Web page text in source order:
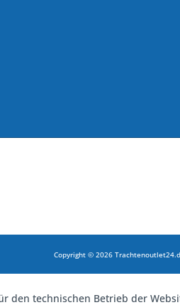
Copyright © 2026
den technischen Betrieb der